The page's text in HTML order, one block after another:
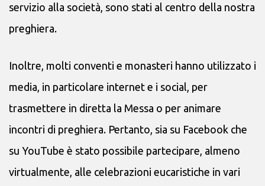
servizio alla società, sono stati al centro della nostra
preghiera.
Inoltre, molti conventi e monasteri hanno utilizzato i
media, in particolare internet e i social, per
trasmettere in diretta la Messa o per animare
incontri di preghiera. Pertanto, sia su Facebook che
su YouTube è stato possibile partecipare, almeno
virtualmente, alle celebrazioni eucaristiche in vari